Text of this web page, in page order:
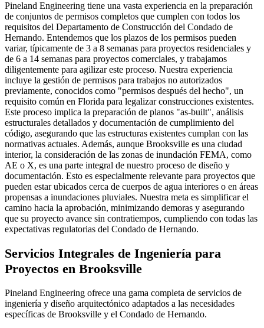
Pineland Engineering tiene una vasta experiencia en la preparación
de conjuntos de permisos completos que cumplen con todos los
requisitos del Departamento de Construcción del Condado de
Hernando. Entendemos que los plazos de los permisos pueden
variar, típicamente de 3 a 8 semanas para proyectos residenciales y
de 6 a 14 semanas para proyectos comerciales, y trabajamos
diligentemente para agilizar este proceso. Nuestra experiencia
incluye la gestión de permisos para trabajos no autorizados
previamente, conocidos como "permisos después del hecho", un
requisito común en Florida para legalizar construcciones existentes.
Este proceso implica la preparación de planos "as-built", análisis
estructurales detallados y documentación de cumplimiento del
código, asegurando que las estructuras existentes cumplan con las
normativas actuales. Además, aunque Brooksville es una ciudad
interior, la consideración de las zonas de inundación FEMA, como
AE o X, es una parte integral de nuestro proceso de diseño y
documentación. Esto es especialmente relevante para proyectos que
pueden estar ubicados cerca de cuerpos de agua interiores o en áreas
propensas a inundaciones pluviales. Nuestra meta es simplificar el
camino hacia la aprobación, minimizando demoras y asegurando
que su proyecto avance sin contratiempos, cumpliendo con todas las
expectativas regulatorias del Condado de Hernando.
Servicios Integrales de Ingeniería para
Proyectos en Brooksville
Pineland Engineering ofrece una gama completa de servicios de
ingeniería y diseño arquitectónico adaptados a las necesidades
específicas de Brooksville y el Condado de Hernando.